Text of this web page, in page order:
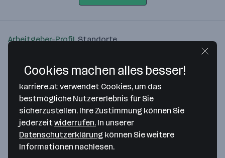
Arbeitgeber-ProfilStandorte
Bitte stimme unseren Cookie-
Richtlinien zu, um diese Karte
anzuzeigen.
Cookies machen alles besser!
karriere.at verwendet Cookies, um das
bestmögliche Nutzererlebnis für Sie
sicherzustellen. Ihre Zustimmung können Sie
jederzeit widerrufen. In unserer
Datenschutzerklärung können Sie weitere
Informationen nachlesen.